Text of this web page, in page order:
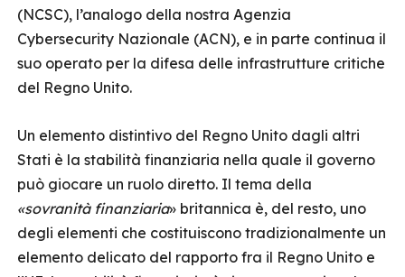
(NCSC), l’analogo della nostra Agenzia
Cybersecurity Nazionale (ACN), e in parte continua il
suo operato per la difesa delle infrastrutture critiche
del Regno Unito.
Un elemento distintivo del Regno Unito dagli altri
Stati è la stabilità finanziaria nella quale il governo
può giocare un ruolo diretto. Il tema della
«sovranità finanziaria» britannica è, del resto, uno
degli elementi che costituiscono tradizionalmente un
elemento delicato del rapporto fra il Regno Unito e